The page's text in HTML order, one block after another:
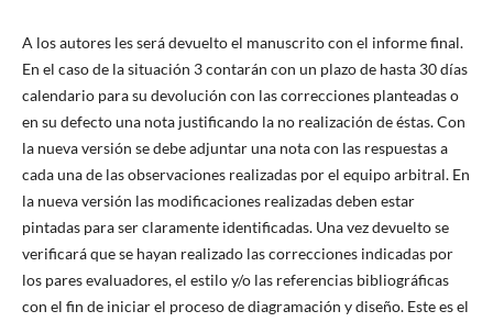
A los autores les será devuelto el manuscrito con el informe final.
En el caso de la situación 3 contarán con un plazo de hasta 30 días
calendario para su devolución con las correcciones planteadas o
en su defecto una nota justificando la no realización de éstas. Con
la nueva versión se debe adjuntar una nota con las respuestas a
cada una de las observaciones realizadas por el equipo arbitral. En
la nueva versión las modificaciones realizadas deben estar
pintadas para ser claramente identificadas. Una vez devuelto se
verificará que se hayan realizado las correcciones indicadas por
los pares evaluadores, el estilo y/o las referencias bibliográficas
con el fin de iniciar el proceso de diagramación y diseño. Este es el